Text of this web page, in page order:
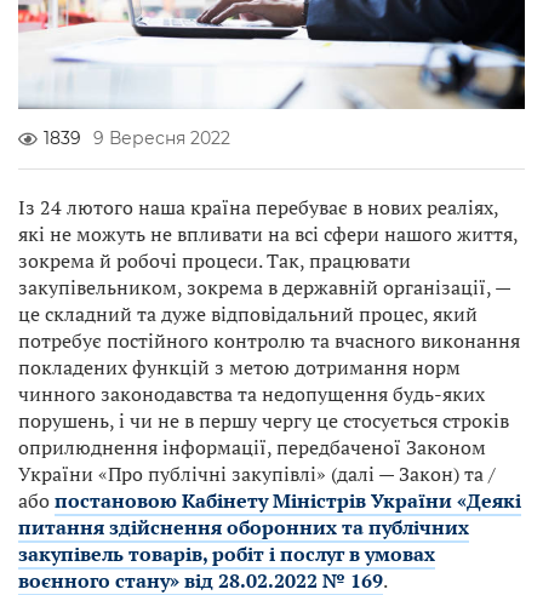
1839 9 Вересня 2022
Із 24 лютого наша країна перебуває в нових реаліях,
які не можуть не впливати на всі сфери нашого життя,
зокрема й робочі процеси. Так, працювати
закупівельником, зокрема в державній організації, —
це складний та дуже відповідальний процес, який
потребує постійного контролю та вчасного виконання
покладених функцій з метою дотримання норм
чинного законодавства та недопущення будь-яких
порушень, і чи не в першу чергу це стосується строків
оприлюднення інформації, передбаченої Законом
України «Про публічні закупівлі» (далі — Закон) та /
абопостановою Кабінету Міністрів України «Деякі
питання здійснення оборонних та публічних
закупівель товарів, робіт і послуг в умовах
воєнного стану» від 28.02.2022 № 169.